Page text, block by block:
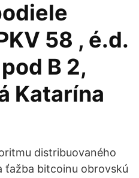
58 , é.d.
B 2,
Katarína
distribuovaného
ťažba bitcoinu obrovskú